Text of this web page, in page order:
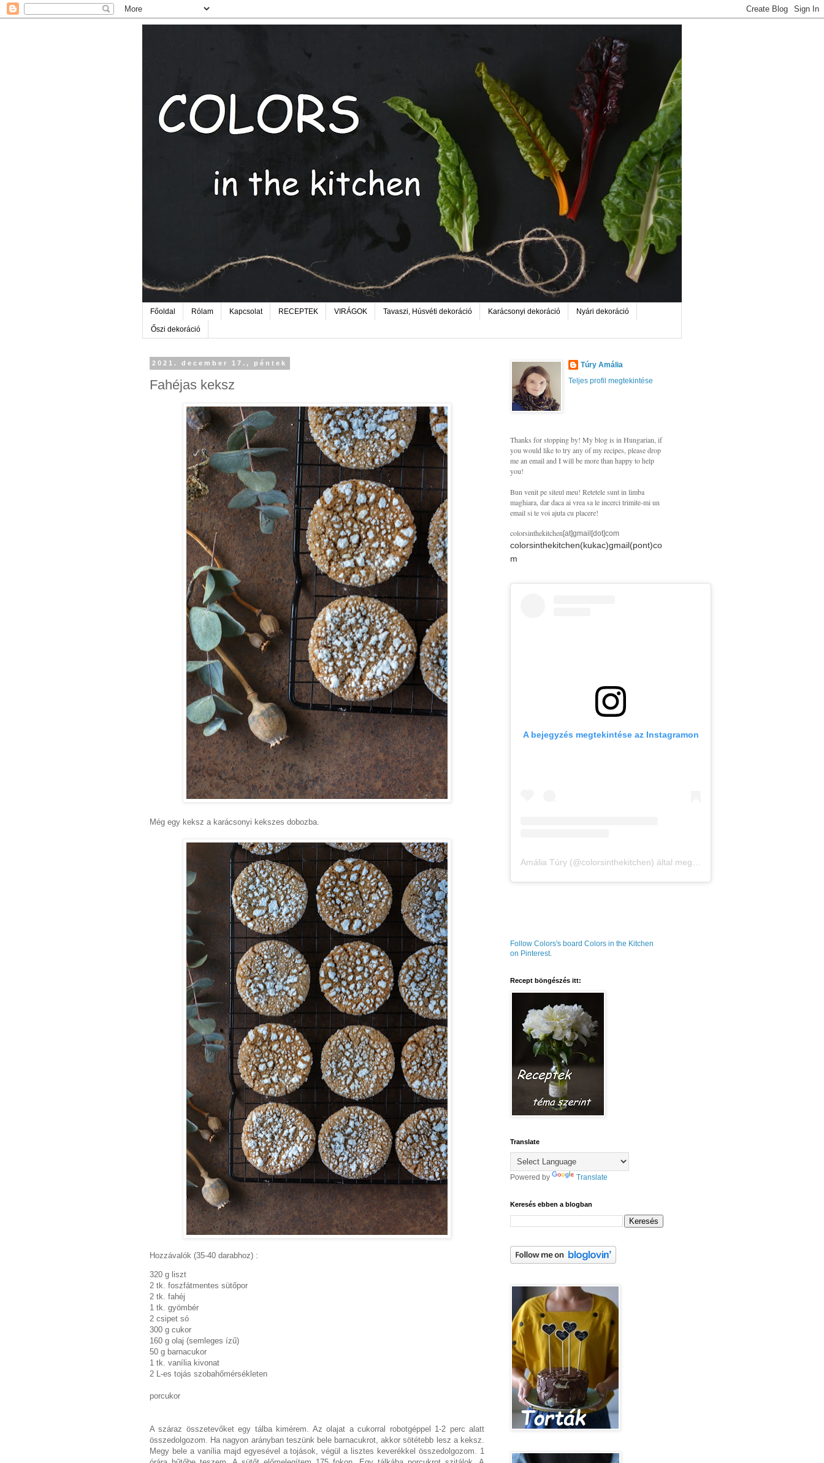
Főoldal Rólam Kapcsolat RECEPTEK VIRÁGOK Tavaszi, Húsvéti dekoráció Karácsonyi dekoráció Nyári dekoráció
Őszi dekoráció
2021. december 17., péntek
Fahéjas keksz
Még egy keksz a karácsonyi kekszes dobozba.
Hozzávalók (35-40 darabhoz) :
320 g liszt
2 tk. foszfátmentes sütőpor
2 tk. fahéj
1 tk. gyömbér
2 csipet só
300 g cukor
160 g olaj (semleges ízű)
50 g barnacukor
1 tk. vanília kivonat
2 L-es tojás szobahőmérsékleten
porcukor
A száraz összetevőket egy tálba kimérem. Az olajat a cukorral robotgéppel 1-2 perc alatt
összedolgozom. Ha nagyon arányban teszünk bele barnacukrot, akkor sötétebb lesz a keksz.
Megy bele a vanília majd egyesével a tojások, végül a lisztes keverékkel összedolgozom. 1
Túry Amália
Teljes profil megtekintése
Thanks for stopping by! My blog is in Hungarian, if
you would like to try any of my recipes, please drop
me an email and I will be more than happy to help
you!
Bun venit pe siteul meu! Retetele sunt in limba
maghiara, dar daca ai vrea sa le incerci trimite-mi un
email si te voi ajuta cu placere!
colorsinthekitchen[at]gmail[dot]com
colorsinthekitchen(kukac)gmail(pont)co
m
A bejegyzés megtekintése az Instagramon
Amália Túry (@colorsinthekitchen) által megosztott bejegyzés
Follow Colors's board Colors in the Kitchen
on Pinterest.
Recept böngészés itt:
Translate
Powered by Translate
Keresés ebben a blogban